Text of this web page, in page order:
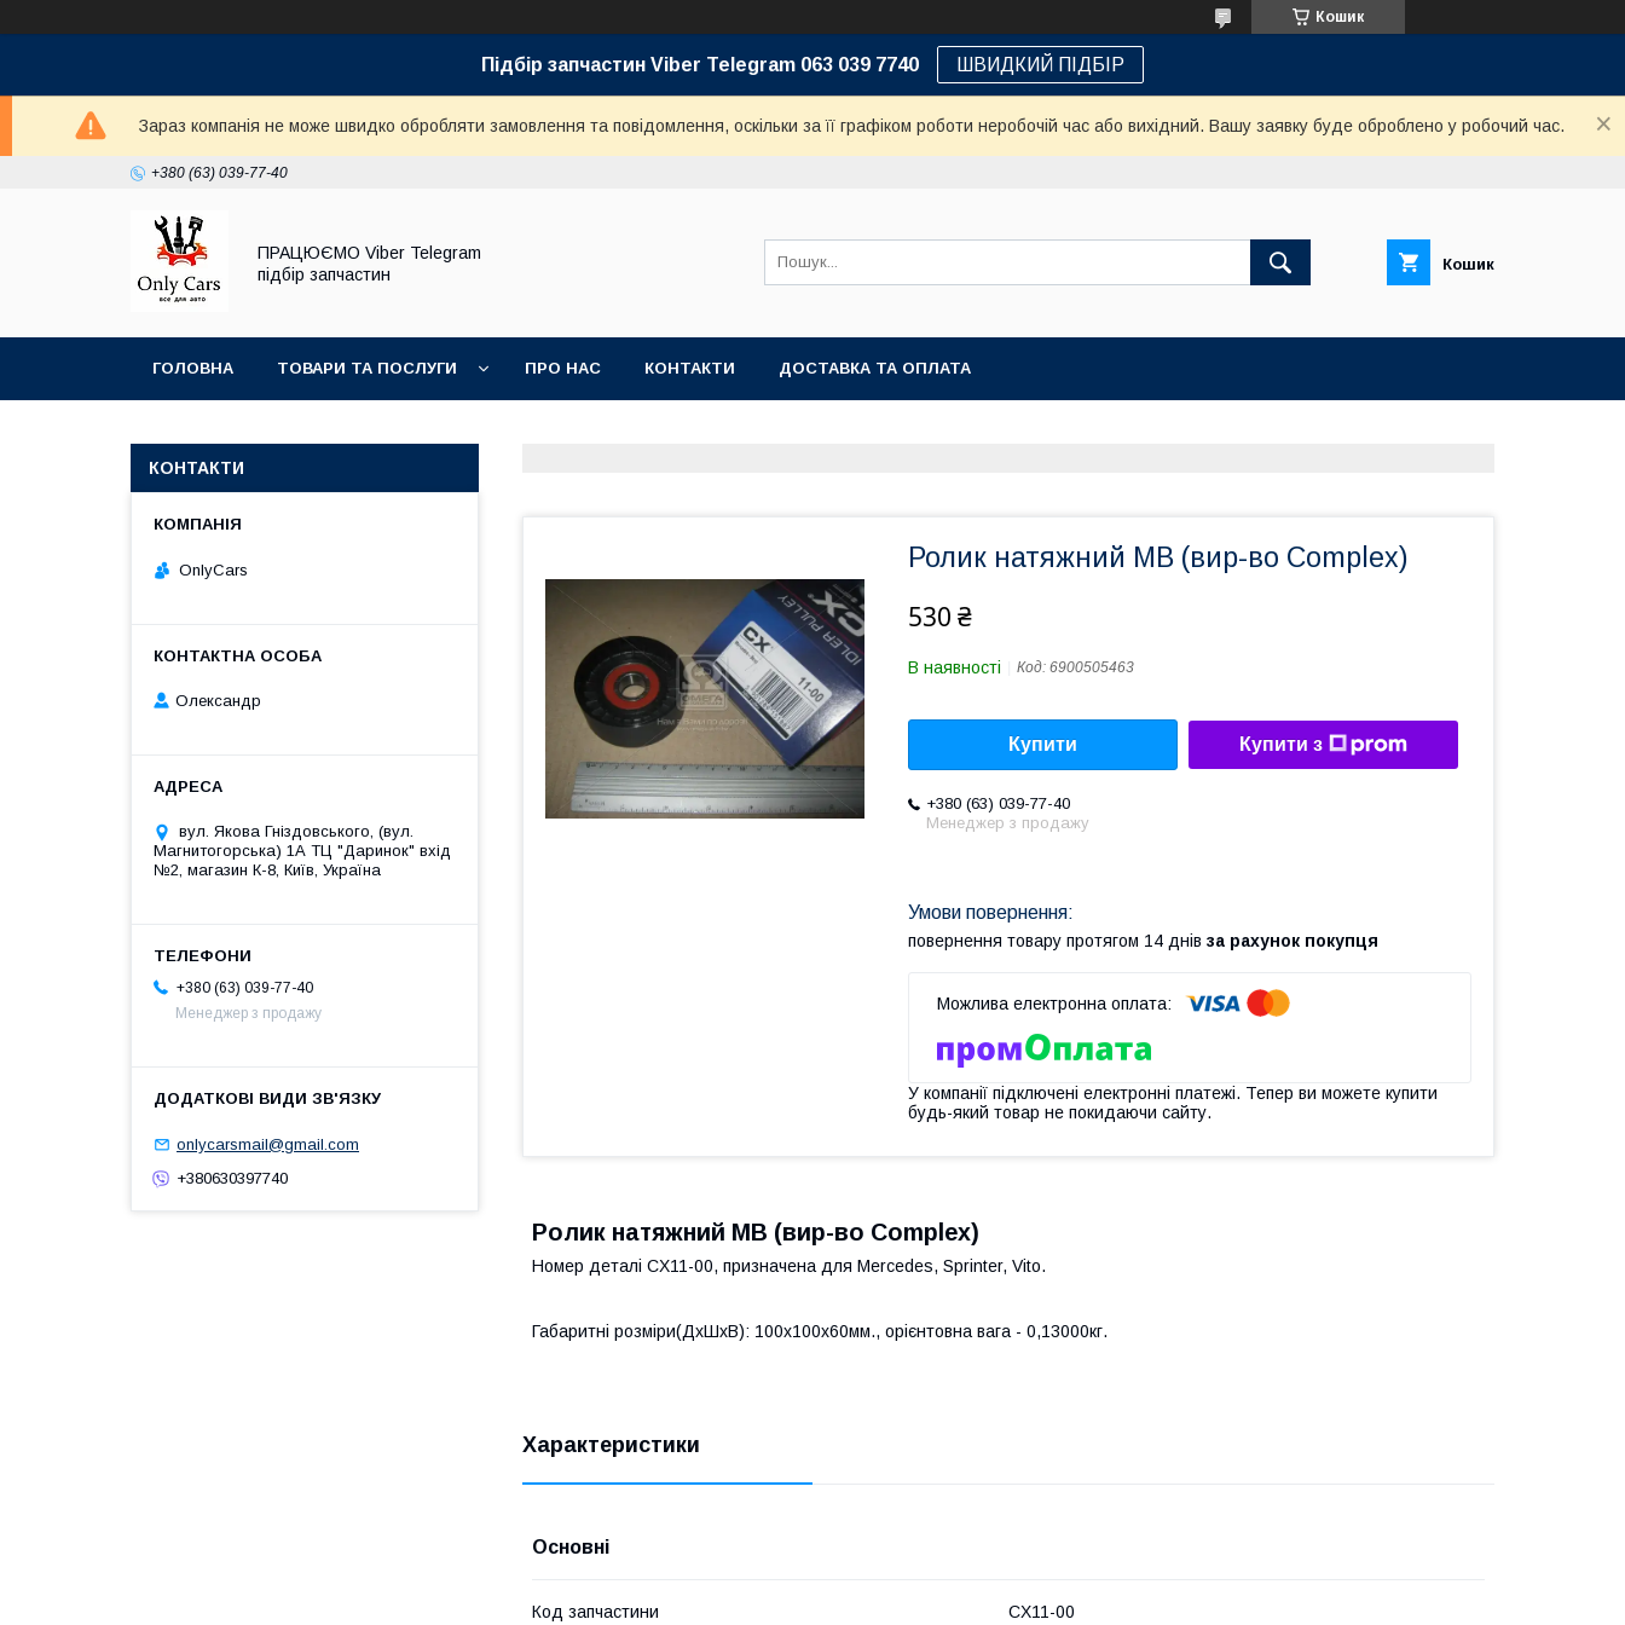
Кошик
Підбір запчастин Viber Telegram 063 039 7740 ШВИДКИЙ ПІДБІР
Зараз компанія не може швидко обробляти замовлення та повідомлення, оскільки за її графіком роботи неробочій час або вихідний. Вашу заявку буде оброблено у робочий час.
+380 (63) 039-77-40
ПРАЦЮЄМО Viber Telegram
підбір запчастин
Кошик
ГОЛОВНА ТОВАРИ ТА ПОСЛУГИ ПРО НАС КОНТАКТИ ДОСТАВКА ТА ОПЛАТА
Ролик натяжний MB (вир-во Complex)
530 ₴
В наявності Код: 6900505463
Купити Купити з
+380 (63) 039-77-40
Менеджер з продажу
повернення товару протягом 14 днів за рахунок покупця
У компанії підключені електронні платежі. Тепер ви можете купити
будь-який товар не покидаючи сайту.
Ролик натяжний MB (вир-во Complex)
Номер деталі CX11-00, призначена для Mercedes, Sprinter, Vito.
Габаритні розміри(ДхШхВ): 100x100x60мм., орієнтовна вага - 0,13000кг.
Характеристики
Основні
Код запчастини CX11-00
КОНТАКТИ
OnlyCars
Олександр
вул. Якова Гніздовського, (вул.
Магнитогорська) 1А ТЦ "Даринок" вхід
№2, магазин К-8, Київ, Україна
+380 (63) 039-77-40
Менеджер з продажу
onlycarsmail@gmail.com
+380630397740